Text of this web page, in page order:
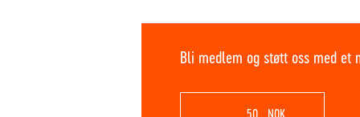
Bli medlem og støtt oss med et
NOK